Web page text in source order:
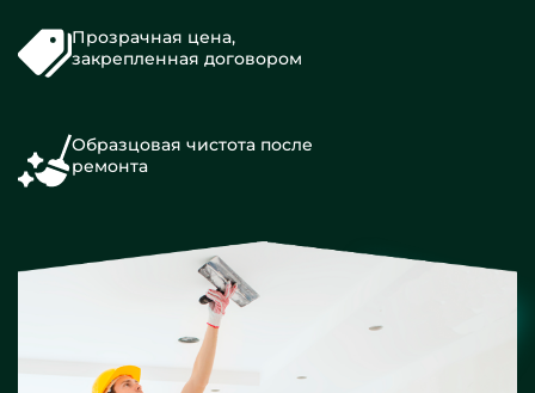
Прозрачная цена,
закрепленная договором
Образцовая чистота после
ремонта